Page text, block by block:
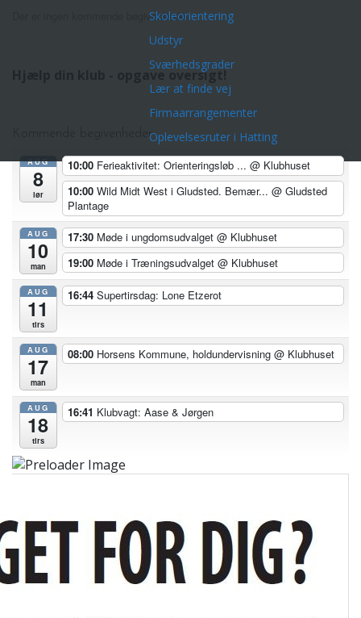
Skoleorientering
Udstyr
Sværhedsgrader
Lær at finde vej
Firmaarrangementer
Oplevelsesruter i Hatting
Der er ingen kommende begivenheder.
Hjælp din klub - opgave oversigt!
Kommende begivenheder
AUG
8
lør
10:00 Ferieaktivitet: Orienteringsløb ... @ Klubhuset
10:00 Wild Midt West i Gludsted. Bemær... @ Gludsted
Plantage
AUG
10
man
17:30 Møde i ungdomsudvalget @ Klubhuset
19:00 Møde i Træningsudvalget @ Klubhuset
AUG
11
tirs
16:44 Supertirsdag: Lone Etzerot
AUG
17
man
08:00 Horsens Kommune, holdundervisning @ Klubhuset
AUG
18
tirs
16:41 Klubvagt: Aase & Jørgen